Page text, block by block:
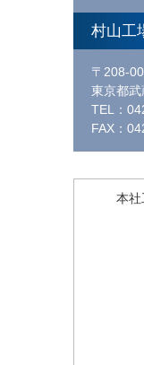
村山工
〒208-
東京都
TEL：
FAX：
本社